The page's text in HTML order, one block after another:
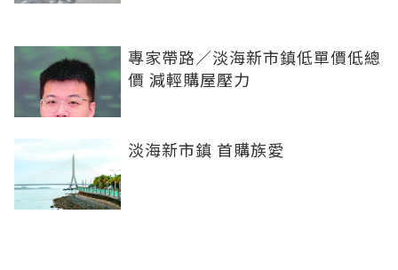
專家帶路／淡海新市鎮低單價低總
價 減輕購屋壓力
淡海新市鎮 首購族愛